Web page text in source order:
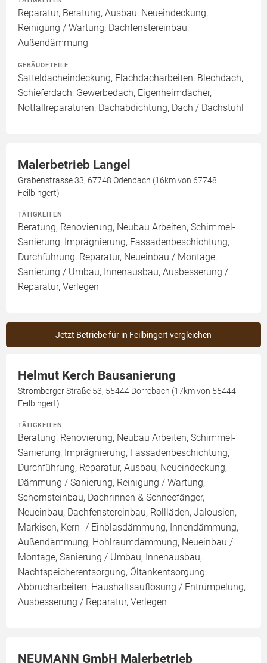
Reparatur, Beratung, Ausbau, Neueindeckung,
Reinigung / Wartung, Dachfenstereinbau,
Außendämmung
GEBÄUDETEILE
Satteldacheindeckung, Flachdacharbeiten, Blechdach,
Schieferdach, Gewerbedach, Eigenheimdächer,
Notfallreparaturen, Dachabdichtung, Dach / Dachstuhl
Malerbetrieb Langel
Grabenstrasse 33, 67748 Odenbach (16km von 67748
Feilbingert)
TÄTIGKEITEN
Beratung, Renovierung, Neubau Arbeiten, Schimmel-
Sanierung, Imprägnierung, Fassadenbeschichtung,
Durchführung, Reparatur, Neueinbau / Montage,
Sanierung / Umbau, Innenausbau, Ausbesserung /
Reparatur, Verlegen
Jetzt Betriebe für in Feilbingert vergleichen
Helmut Kerch Bausanierung
Stromberger Straße 53, 55444 Dörrebach (17km von 55444
Feilbingert)
TÄTIGKEITEN
Beratung, Renovierung, Neubau Arbeiten, Schimmel-
Sanierung, Imprägnierung, Fassadenbeschichtung,
Durchführung, Reparatur, Ausbau, Neueindeckung,
Dämmung / Sanierung, Reinigung / Wartung,
Schornsteinbau, Dachrinnen & Schneefänger,
Neueinbau, Dachfenstereinbau, Rollläden, Jalousien,
Markisen, Kern- / Einblasdämmung, Innendämmung,
Außendämmung, Hohlraumdämmung, Neueinbau /
Montage, Sanierung / Umbau, Innenausbau,
Nachtspeicherentsorgung, Öltankentsorgung,
Abbrucharbeiten, Haushaltsauflösung / Entrümpelung,
Ausbesserung / Reparatur, Verlegen
NEUMANN GmbH Malerbetrieb